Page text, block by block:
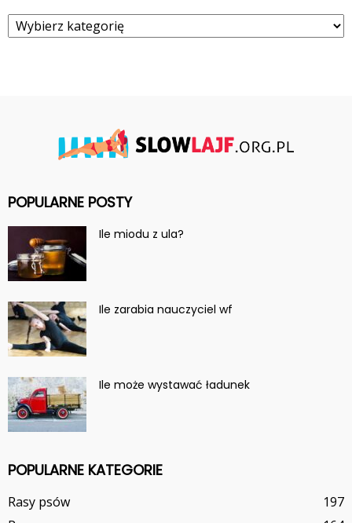
Kategorie
POPULARNE POSTY
Ile miodu z ula?
Ile zarabia nauczyciel wf
Ile może wystawać ładunek
POPULARNE KATEGORIE
Rasy psów
197